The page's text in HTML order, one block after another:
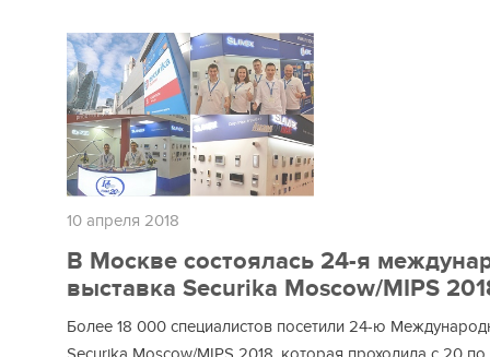
10 апреля 2018
В Москве состоялась 24-я
выставка Securika Moscow/MIPS
Более 18 000 специалистов посетили 24-ю